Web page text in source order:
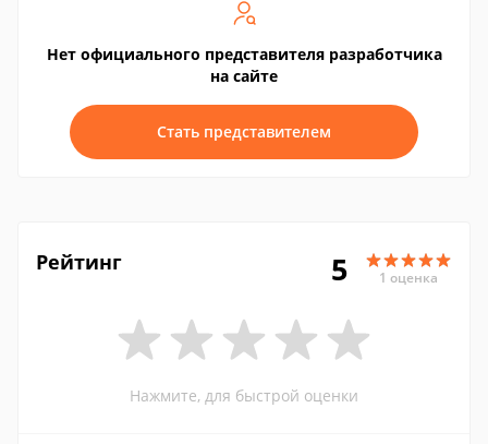
Нет официального представителя разработчика
на сайте
Стать представителем
Рейтинг 5 1 оценка
Нажмите, для быстрой оценки